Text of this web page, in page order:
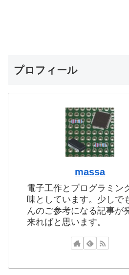
プロフィール
massa
電子工作とプログラミン
味としています。少しで
んのご参考になる記事が
来ればと思います。